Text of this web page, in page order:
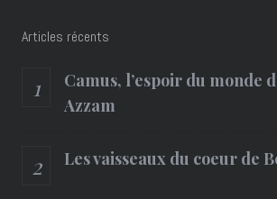
Articles récents
Camus, l’espoir du monde
Azzam
Les vaisseaux du coeur de